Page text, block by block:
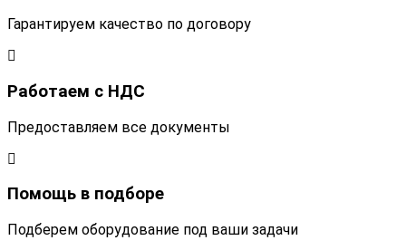
Гарантируем качество по договору
Работаем с НДС
Предоставляем все документы
Помощь в подборе
Подберем оборудование под ваши задачи